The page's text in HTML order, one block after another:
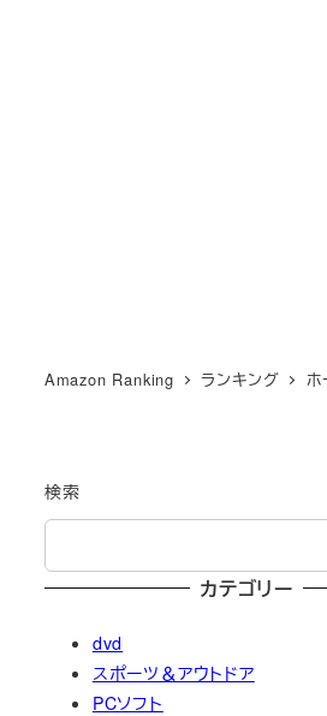
Amazon Ranking ランキング ホ
検索
カテゴリー
dvd
スポーツ＆アウトドア
PCソフト